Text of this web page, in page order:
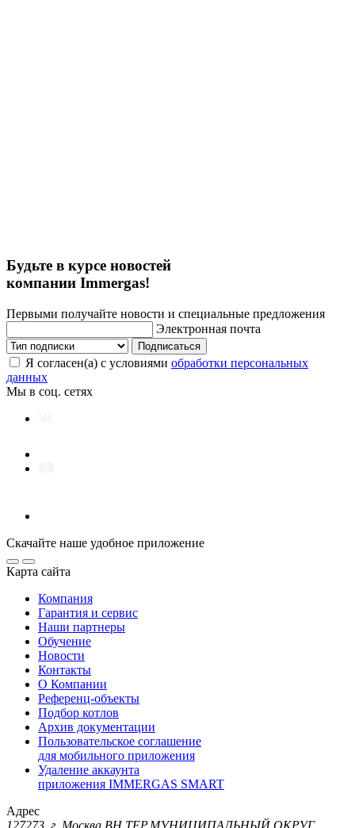
Будьте в курсе новостей
компании Immergas!
Первыми получайте новости и специальные предложения
Электронная почта
Подписаться
Я согласен(а) с условиями обработки персональных
данных
Мы в соц. сетях
Скачайте наше удобное приложение
Карта сайта
Компания
Гарантия и сервис
Наши партнеры
Обучение
Новости
Контакты
О Компании
Референц-объекты
Подбор котлов
Архив документации
Пользовательское соглашение
для мобильного приложения
Удаление аккаунта
приложения IMMERGAS SMART
Адрес
127273, г. Москва ВН.ТЕР.МУНИЦИПАЛЬНЫЙ ОКРУГ